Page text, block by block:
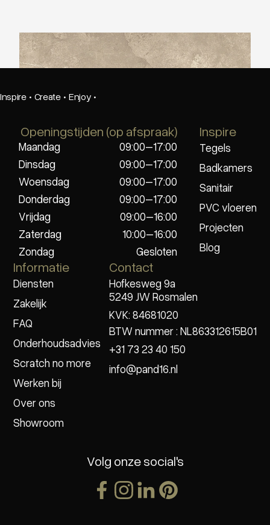
Beste Koop 600X600 Harmony Cream
Inspire · Create · Enjoy ·
Openingstijden (op afspraak)
Maandag
09:00–17:00
Dinsdag
09:00–17:00
Woensdag
09:00–17:00
Donderdag
09:00–17:00
Vrijdag
09:00–16:00
Zaterdag
10:00–16:00
Zondag
Gesloten
Inspire
Tegels
Badkamers
Sanitair
PVC vloeren
Projecten
Blog
Informatie
Diensten
Zakelijk
FAQ
Onderhoudsadvies
Scratch no more
Werken bij
Over ons
Showroom
Contact
Hofkesweg 9a
5249 JW Rosmalen
KVK: 84681020
BTW nummer : NL863312615B01
+31 73 23 40 150
info@pand16.nl
Volg onze social's